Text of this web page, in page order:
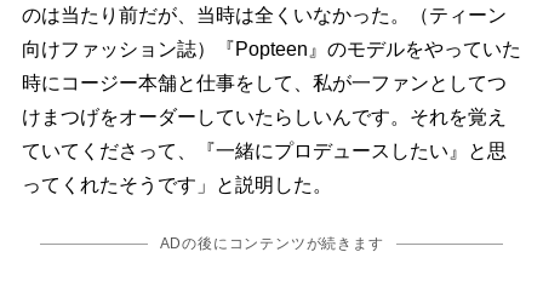
のは当たり前だが、当時は全くいなかった。（ティーン
向けファッション誌）『Popteen』のモデルをやっていた
時にコージー本舗と仕事をして、私が一ファンとしてつ
けまつげをオーダーしていたらしいんです。それを覚え
ていてくださって、『一緒にプロデュースしたい』と思
ってくれたそうです」と説明した。
ADの後にコンテンツが続きます